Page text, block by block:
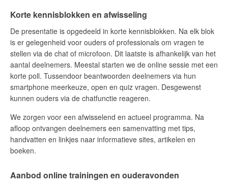
Korte kennisblokken en afwisseling
De presentatie is opgedeeld in korte kennisblokken. Na elk blok
is er gelegenheid voor ouders of professionals om vragen te
stellen via de chat of microfoon. Dit laatste is afhankelijk van het
aantal deelnemers. Meestal starten we de online sessie met een
korte poll. Tussendoor beantwoorden deelnemers via hun
smartphone meerkeuze, open en quiz vragen. Desgewenst
kunnen ouders via de chatfunctie reageren.
We zorgen voor een afwisselend en actueel programma. Na
afloop ontvangen deelnemers een samenvatting met tips,
handvatten en linkjes naar informatieve sites, artikelen en
boeken.
Aanbod online trainingen en ouderavonden